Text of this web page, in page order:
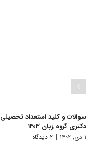
سوالات و کلید استعداد تحصیلی
دکتری گروه زبان ۱۴۰۳
۱ دی, ۱۴۰۲ | ۲ دیدگاه